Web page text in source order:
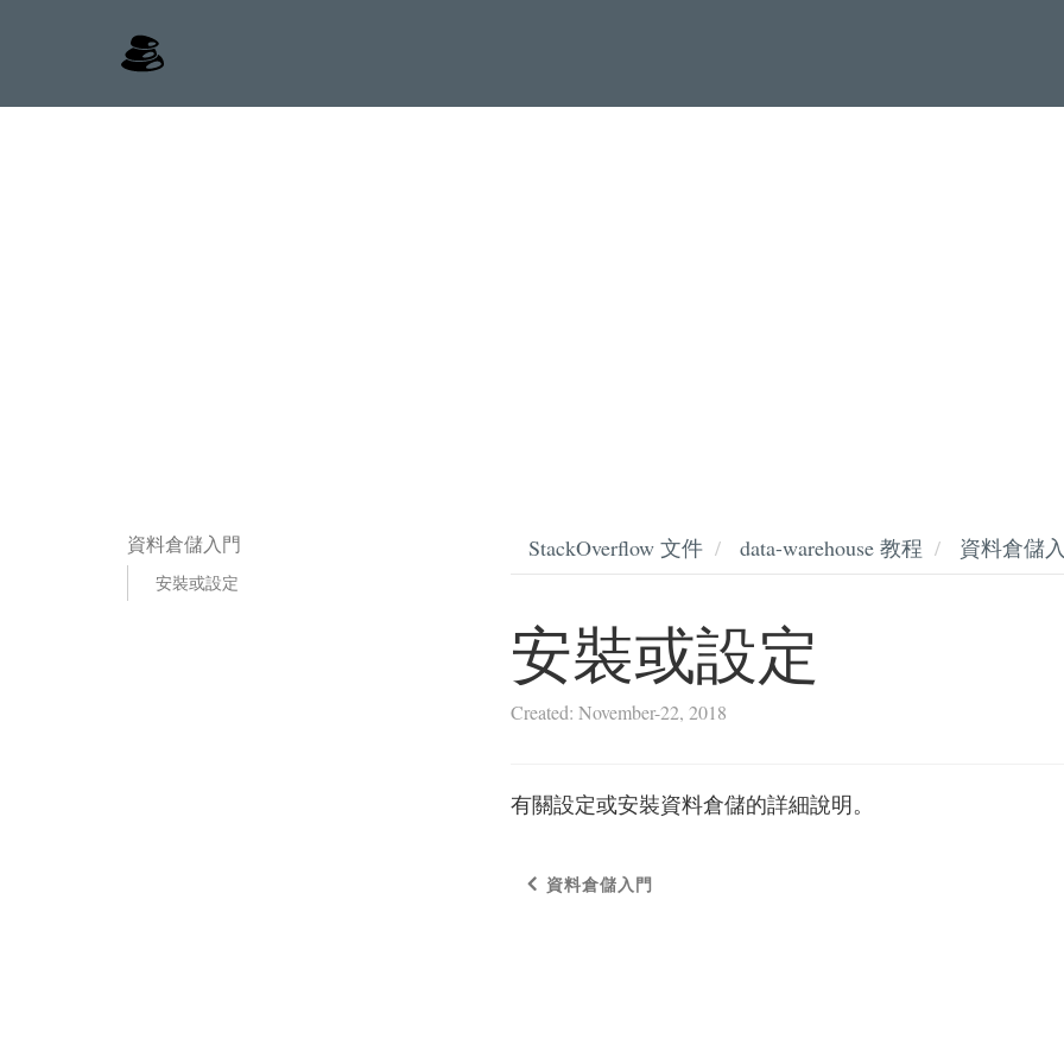
資料倉儲入門
安裝或設定
StackOverflow 文件 data-warehouse 教程 資料倉儲
安裝或設定
Created: November-22, 2018
有關設定或安裝資料倉儲的詳細說明。
資料倉儲入門